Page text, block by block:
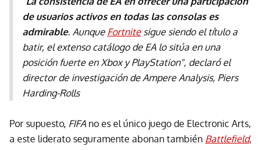
de usuarios activos en todas las consolas es
admirable. Aunque Fortnitesigue siendo el título a
batir, el extenso catálogo de EA lo sitúa en una
posición fuerte en Xbox y PlayStation", declaró el
director de investigación de Ampere Analysis, Piers
Harding-Rolls
Por supuesto, FIFA no es el único juego de Electronic Arts,
a este liderato seguramente abonan también Battlefield,